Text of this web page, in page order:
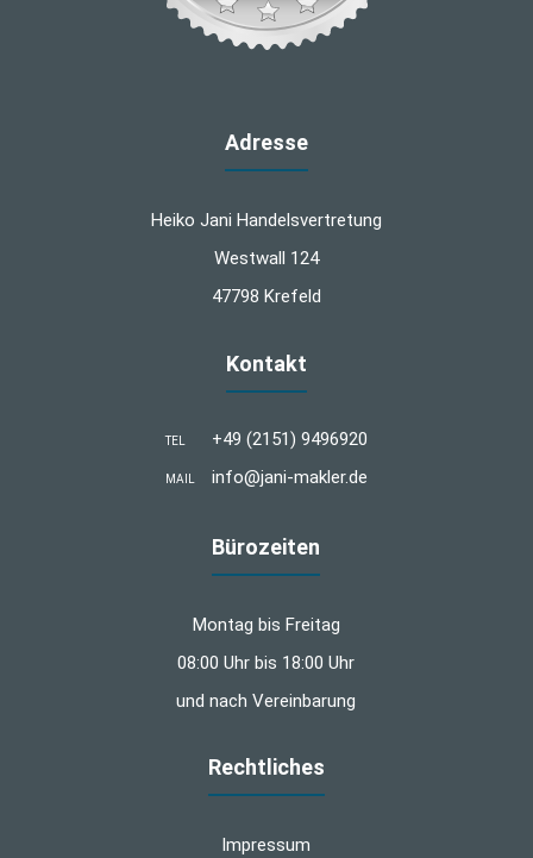
Adresse
Heiko Jani Handelsvertretung
Westwall 124
47798 Krefeld
Kontakt
TEL +49 (2151) 9496920
MAIL info@jani-makler.de
Bürozeiten
Montag bis Freitag
08:00 Uhr bis 18:00 Uhr
und nach Vereinbarung
Rechtliches
Impressum